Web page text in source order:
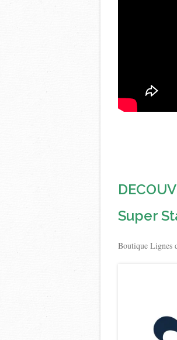
Super
Boutique Lignes